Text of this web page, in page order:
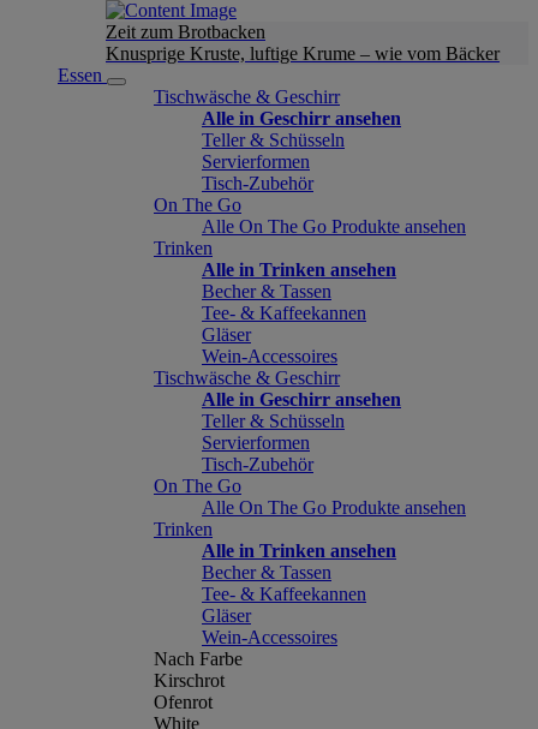
Zeit zum Brotbacken
Knusprige Kruste, luftige Krume – wie vom Bäcker
Essen
Tischwäsche & Geschirr
Alle in Geschirr ansehen
Teller & Schüsseln
Servierformen
Tisch-Zubehör
On The Go
Alle On The Go Produkte ansehen
Trinken
Alle in Trinken ansehen
Becher & Tassen
Tee- & Kaffeekannen
Gläser
Wein-Accessoires
Tischwäsche & Geschirr
Alle in Geschirr ansehen
Teller & Schüsseln
Servierformen
Tisch-Zubehör
On The Go
Alle On The Go Produkte ansehen
Trinken
Alle in Trinken ansehen
Becher & Tassen
Tee- & Kaffeekannen
Gläser
Wein-Accessoires
Nach Farbe
Kirschrot
Ofenrot
White